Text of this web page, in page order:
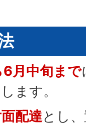
月中旬まで
ます。
配達とし